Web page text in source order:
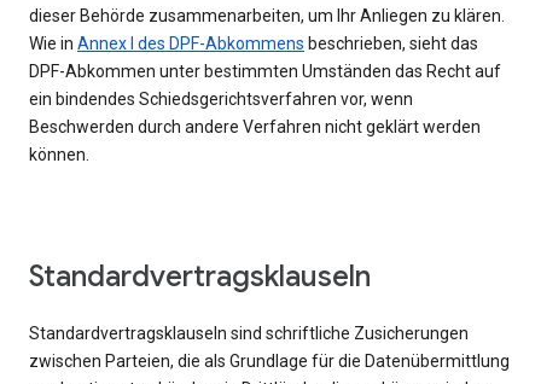
dieser Behörde zusammenarbeiten, um Ihr Anliegen zu klären.
Wie in Annex I des DPF-Abkommens beschrieben, sieht das
DPF-Abkommen unter bestimmten Umständen das Recht auf
ein bindendes Schiedsgerichtsverfahren vor, wenn
Beschwerden durch andere Verfahren nicht geklärt werden
können.
Standardvertragsklauseln
Standardvertragsklauseln sind schriftliche Zusicherungen
zwischen Parteien, die als Grundlage für die Datenübermittlung